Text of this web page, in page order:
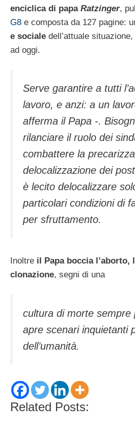
enciclica di papa Ratzinger,
G8 e composta da 127 pagine:
e sociale dell’attuale
ad oggi.
Serve garantire a tutti
lavoro, e anzi: a un
afferma il Papa -.
rilanciare il ruolo dei
combattere la
delocalizzazione dei
è lecito delocalizzare
particolari condizioni di
per sfruttamento.
Inoltre il Papa boccia l’aborto,
clonazione, segni di una
cultura di morte sempre
apre scenari inquietanti
dell’umanità.
Related Posts: